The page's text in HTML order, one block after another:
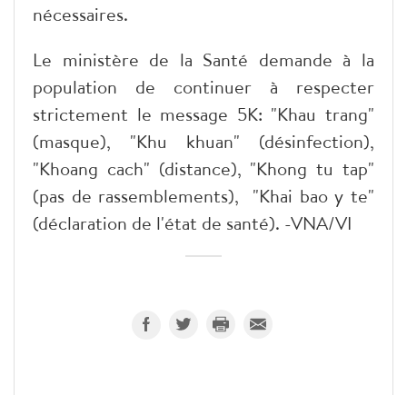
nécessaires.
Le ministère de la Santé demande à la
population de continuer à respecter
strictement le message 5K: "Khau trang"
(masque), "Khu khuan" (désinfection),
"Khoang cach" (distance), "Khong tu tap"
(pas de rassemblements), "Khai bao y te"
(déclaration de l'état de santé). -VNA/VI